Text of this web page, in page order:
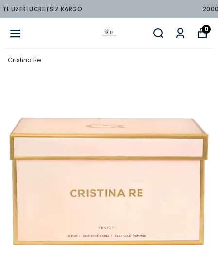
2000 TL ÜZERİ ÜCRETSİZ KARGO
0
Cristina Re